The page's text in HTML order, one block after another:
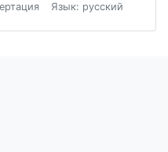
Язык: русский